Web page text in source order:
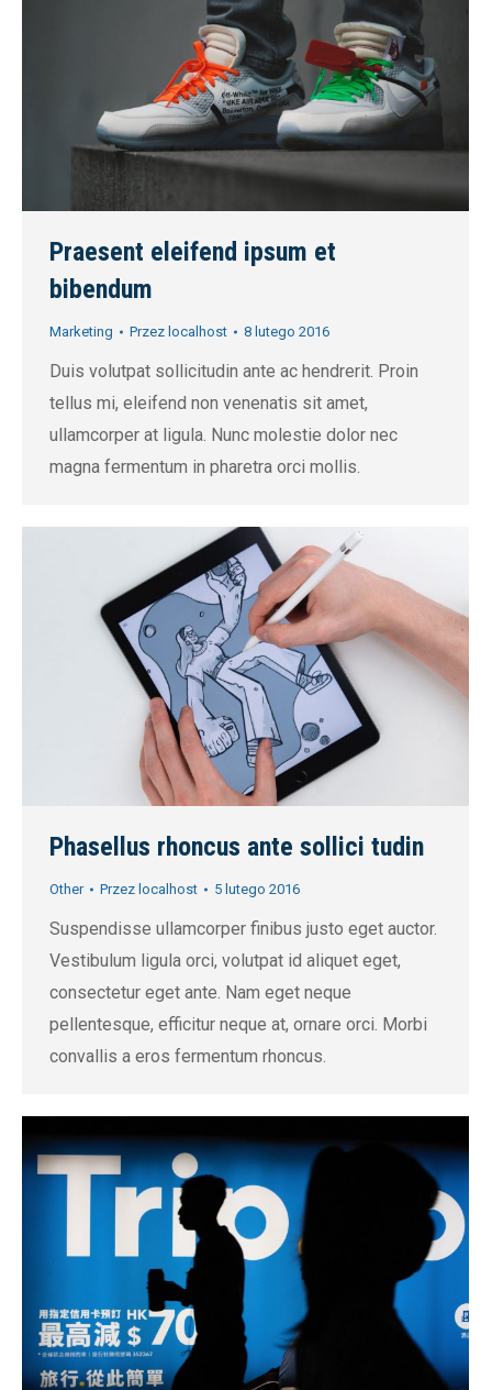
Praesent eleifend ipsum et
bibendum
Marketing Przez localhost 8 lutego 2016
Duis volutpat sollicitudin ante ac hendrerit. Proin
tellus mi, eleifend non venenatis sit amet,
ullamcorper at ligula. Nunc molestie dolor nec
magna fermentum in pharetra orci mollis.
Phasellus rhoncus ante sollici tudin
Other Przez localhost 5 lutego 2016
Suspendisse ullamcorper finibus justo eget auctor.
Vestibulum ligula orci, volutpat id aliquet eget,
consectetur eget ante. Nam eget neque
pellentesque, efficitur neque at, ornare orci. Morbi
convallis a eros fermentum rhoncus.